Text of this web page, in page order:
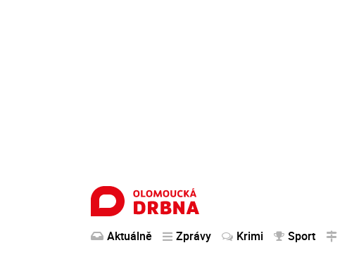
Aktuálně Zprávy Krimi Sport